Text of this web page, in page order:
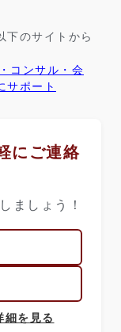
下のサイトから
コンサル・会
サポート
にご連絡
ましょう！
細を見る